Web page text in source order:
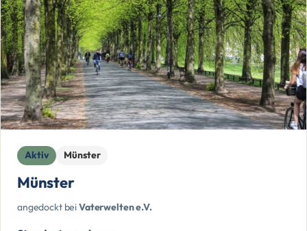
Aktiv Münster
Münster
angedockt beiVaterwelten e.V.